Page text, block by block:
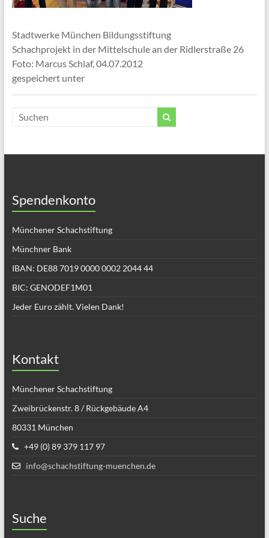
Stadtwerke München Bildungsstiftung
Schachprojekt in der Mittelschule an der Ridlerstraße 26
Foto: Marcus Schlaf, 04.07.2012
gespeichert unter
Spendenkonto
Münchener Schachstiftung
Münchner Bank
IBAN: DE88 7019 0000 0002 2044 44
BIC: GENODEF1M01
Jeder Euro zählt. Vielen Dank!
Kontakt
Münchener Schachstiftung
Zweibrückenstr. 8 / Rückgebäude A4
80331 München
+49 (0) 89 379 117 97
info@schachstiftung-muenchen.de
Suche